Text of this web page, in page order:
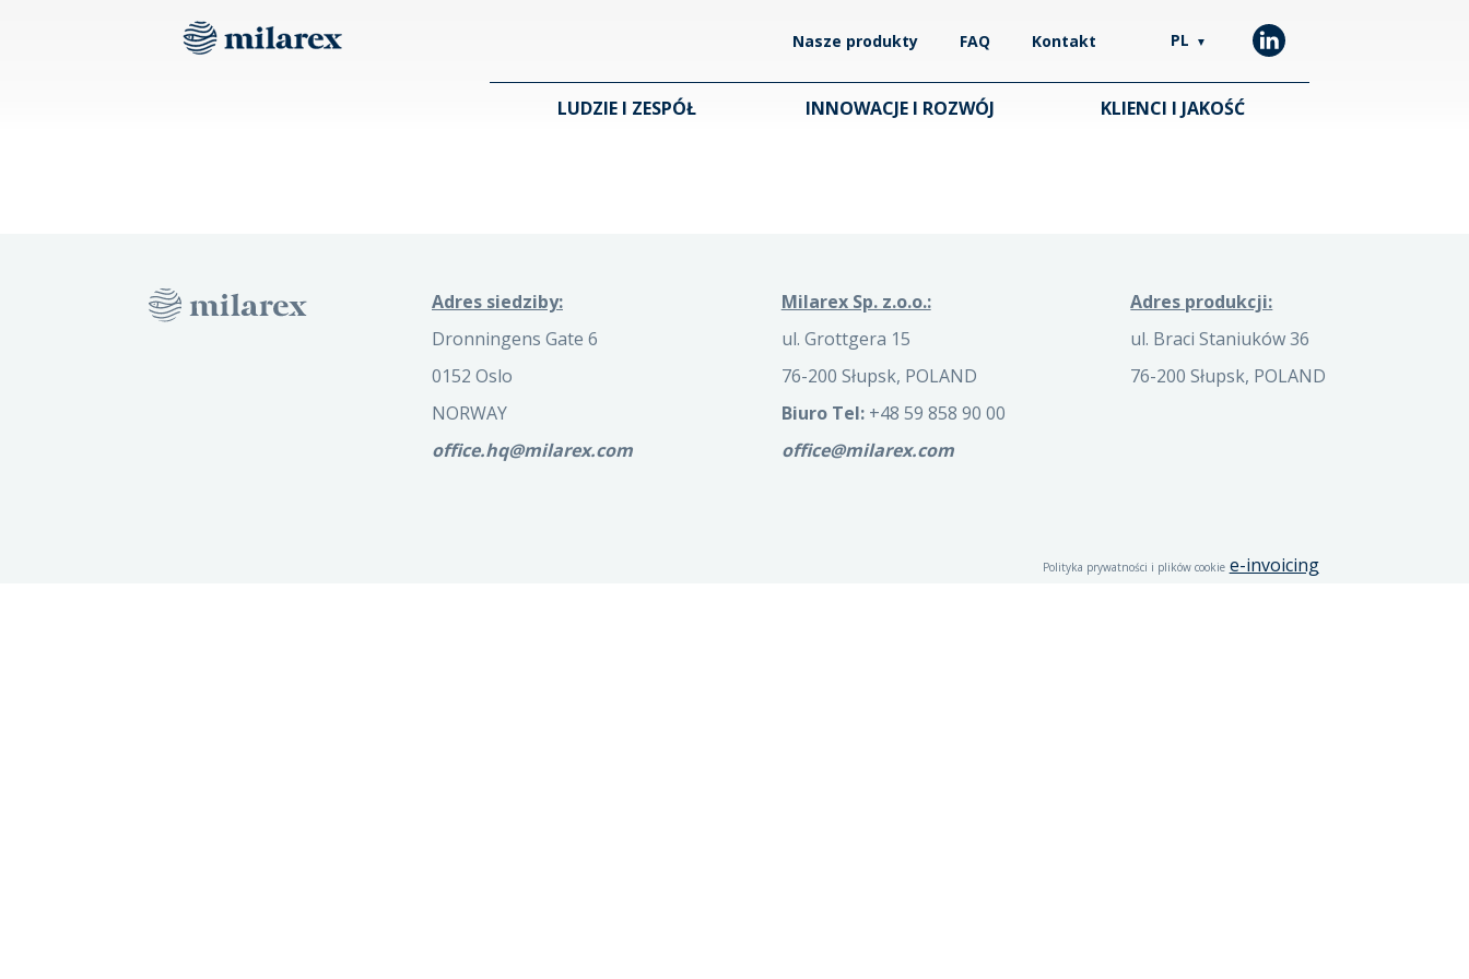
Nasze produkty FAQ Kontakt PL ▼
LUDZIE I ZESPÓŁ INNOWACJE I ROZWÓJ KLIENCI I JAKOŚĆ
Adres siedziby:
Dronningens Gate 6
0152 Oslo
NORWAY
office.hq@milarex.com
Milarex Sp. z.o.o.:
ul. Grottgera 15
76-200 Słupsk, POLAND
Biuro Tel:+48 59 858 90 00
office@milarex.com
Adres produkcji:
ul. Braci Staniuków 36
76-200 Słupsk, POLAND
Polityka prywatności i plików cookie e-invoicing